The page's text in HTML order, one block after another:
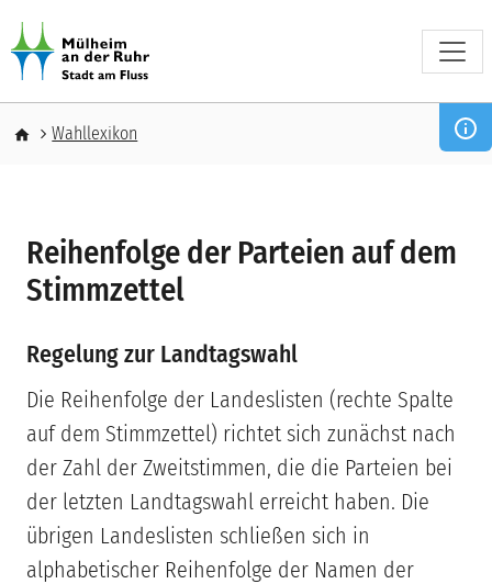
Pfadnavigation
Wahllexikon
Reihenfolge der Parteien auf dem
Stimmzettel
Regelung zur Landtagswahl
Die Reihenfolge der Landeslisten (rechte Spalte
auf dem Stimmzettel) richtet sich zunächst nach
der Zahl der Zweitstimmen, die die Parteien bei
der letzten Landtagswahl erreicht haben. Die
übrigen Landeslisten schließen sich in
alphabetischer Reihenfolge der Namen der